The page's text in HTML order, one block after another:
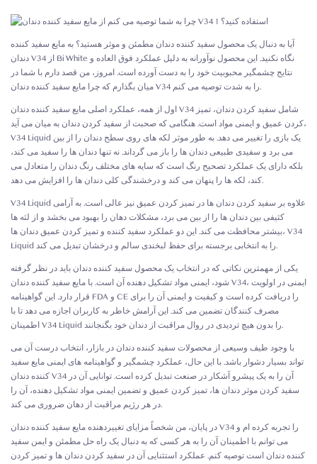
آیا به دنبال یک محصول سفید کننده دندان مطمئن و موثر هستید؟ به مایع سفید کننده
دندان V34 از Bi White نگاه نکنید. این محصول نوآورانه به دلیل عملکرد فوق العاده و
نتایج چشمگیر محبوبیت خود را به دست آورده است. امروز، من قصد دارم با شما در
میان بگذارم که چرا مایع سفید کننده دندان V34 را به شدت توصیه می کنم.
اول از همه، عملکرد اصلی مایع سفید کننده دندان V34 شامل سفید کردن دندان، تمیز
کردن عمیق و ایمنی مواد است. هنگامی که صحبت از سفید کردن دندان به میان می آید،
V34 Liquid یک بازی را تغییر می دهد. به طور موثر لکه های روی سطح دندان را از بین
می برد و سفیدی طبیعی دندان ها را باز می گرداند. نه تنها دندان ها را سفید می کند،
بلکه دارای یک عملکرد تصحیح رنگ است که سایه های مختلف رنگ دندان را متعادل می
کند، لکه ها را پنهان می کند و درخشندگی کلی دندان ها را افزایش می دهد.
V34 Liquid علاوه بر سفید کردن دندان ها در تمیز کردن عمیق نیز عالی است. به آرامی
کثیفی بین دندان ها را از بین می برد، مشکلات دهان را بهبود می بخشد و از لثه ها
بیشتر محافظت می کند. این دو عملکرد سفید کننده و تمیز کردن عمیق دندان ها، V34
Liquid را به انتخابی برجسته برای حفظ لبخندی سالم و درخشان تبدیل می کند.
یکی از مهمترین نکاتی که در انتخاب یک محصول سفید کننده دندان باید در نظر گرفته
شود، ایمنی مواد تشکیل دهنده آن است. با مایع سفید کننده دندان V34، ایمنی در اولویت
قرار دارد. این گواهینامه FDA و CE را دریافت کرده است و کیفیت و ایمنی آن را برای
مصرف کنندگان تضمین می کند. این آرامش خاطر به کاربران اجازه می دهد تا با
اطمینان V34 Liquid را بدون هیچ تردیدی در روال مراقبت از دندان خود بگنجانند.
با وجود طیف وسیعی از محصولات سفید کننده دندان در بازار، انتخاب درست آن می
تواند بسیار دشوار باشد. با این حال، عملکرد چشمگیر و گواهینامه های ایمنی مایع سفید
کننده دندان V34 آن را به یک پیشرو آشکار در صنعت تبدیل کرده است. توانایی آن در
سفید کردن موثر دندان ها، تمیز کردن عمیق و تضمین ایمنی مواد تشکیل دهنده، آن را
در هر رژیم مراقبت از دهان ضروری می کند.
در پایان، من شخصاً مزایای تغییردهنده مایع سفید کننده دندان V34 را تجربه کرده ام و
می توانم با اطمینان آن را به هر کسی که به دنبال یک راه حل مطمئن و ایمن سفید
کننده دندان است توصیه کنم. عملکرد استثنایی آن در سفید کردن دندان ها و تمیز کردن